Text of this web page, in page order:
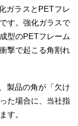
ガラスとPETフレ
す。強化ガラスで
型のPETフレーム
撃で起こる角割れ
製品の角が「欠け
た場合に、当社指
す。